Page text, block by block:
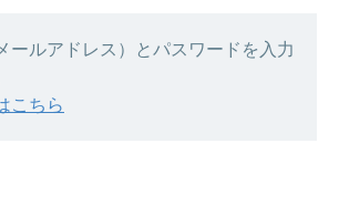
ールアドレス）とパスワードを入力
こちら